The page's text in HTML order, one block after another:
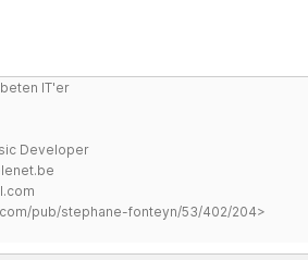
IT'er
Developer
pub/stephane-fonteyn/53/402/204>